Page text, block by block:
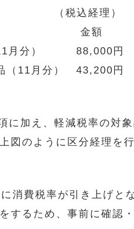
経理）
要 金額
分） 88,000円
月分） 43,200円
加え、軽減税率の対
のように区分経理を行
消費税率が引き上げと
するため、事前に確認